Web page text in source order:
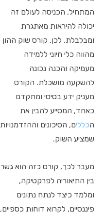
המתחיל, הכניסה לעולם זה
יכולה להיראות מאתגרת
ומבלבלת. לכן, קורס שוק ההון
מהווה כלי חיוני ללמידה
מעמיקה והכנה נכונה
להשקעה מושכלת. הקורס
מעניק ידע בסיסי ומתקדם
כאחד, המסייע להבין את
הכללים, הסיכונים וההזדמנויות
שמציע השוק.
מעבר לכך, קורס כזה הוא גשר
בין התיאוריה לפרקטיקה,
ומלמד כיצד לנתח נתונים
פיננסיים, לקרוא דוחות כספיים,